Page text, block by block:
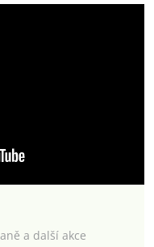
a další akce